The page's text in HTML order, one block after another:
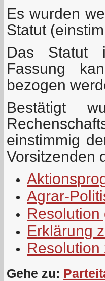
Es wurden
Statut
Das Statut
Fassung
bezogen
Bestätigt
einstimmig
Vorsitzenden
Agrar-
Resolution
Erklärung
Resolution
Gehe zu: